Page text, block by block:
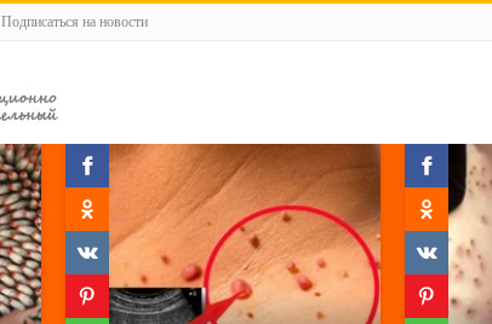
Подписаться на новости